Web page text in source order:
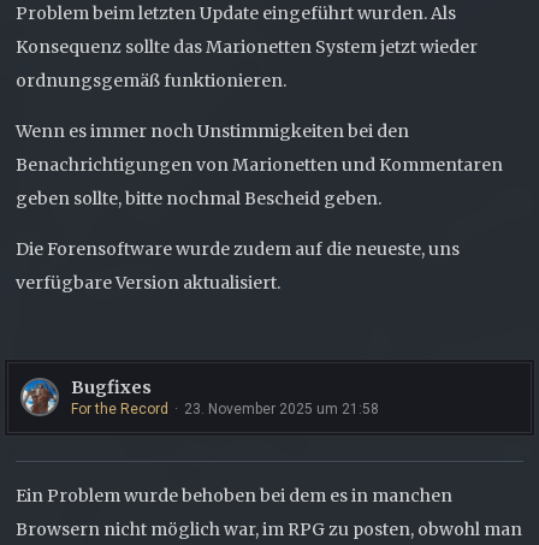
Problem beim letzten Update eingeführt wurden. Als
Konsequenz sollte das Marionetten System jetzt wieder
ordnungsgemäß funktionieren.
Wenn es immer noch Unstimmigkeiten bei den
Benachrichtigungen von Marionetten und Kommentaren
geben sollte, bitte nochmal Bescheid geben.
Die Forensoftware wurde zudem auf die neueste, uns
verfügbare Version aktualisiert.
Bugfixes
For the Record 23. November 2025 um 21:58
Ein Problem wurde behoben bei dem es in manchen
Browsern nicht möglich war, im RPG zu posten, obwohl man